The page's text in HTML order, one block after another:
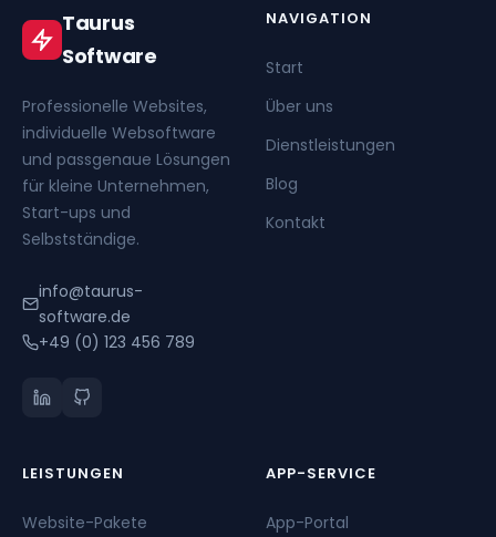
Taurus
Software
Professionelle Websites,
individuelle Websoftware
und passgenaue Lösungen
für kleine Unternehmen,
Start-ups und
Selbstständige.
info@taurus-
software.de
+49 (0) 123 456 789
NAVIGATION
Start
Über uns
Dienstleistungen
Blog
Kontakt
LEISTUNGEN
Website-Pakete
APP-SERVICE
App-Portal